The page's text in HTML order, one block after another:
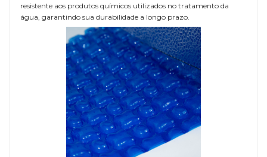
resistente aos produtos químicos utilizados no tratamento da
água, garantindo sua durabilidade a longo prazo.